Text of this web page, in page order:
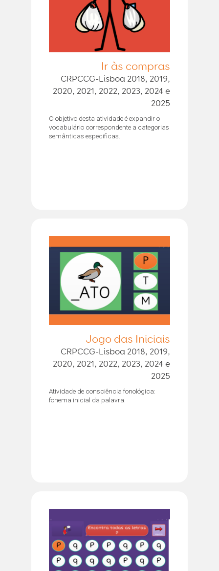
Ir às compras
CRPCCG-Lisboa 2018, 2019,
2020, 2021, 2022, 2023, 2024 e
2025
O objetivo desta atividade é expandir o
vocabulário correspondente a categorias
semânticas especificas.
Jogo das Iniciais
CRPCCG-Lisboa 2018, 2019,
2020, 2021, 2022, 2023, 2024 e
2025
Atividade de consciência fonológica:
fonema inicial da palavra.